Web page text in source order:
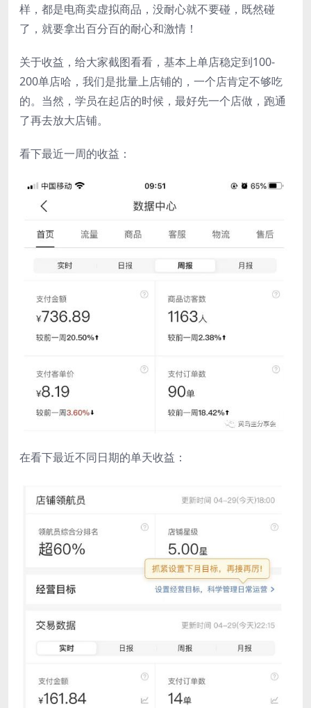
样，都是电商卖虚拟商品，没耐心就不要碰，既然碰
了，就要拿出百分百的耐心和激情！
关于收益，给大家截图看看，基本上单店稳定到100-
200单店哈，我们是批量上店铺的，一个店肯定不够吃
的。当然，学员在起店的时候，最好先一个店做，跑通
了再去放大店铺。
看下最近一周的收益：
在看下最近不同日期的单天收益：